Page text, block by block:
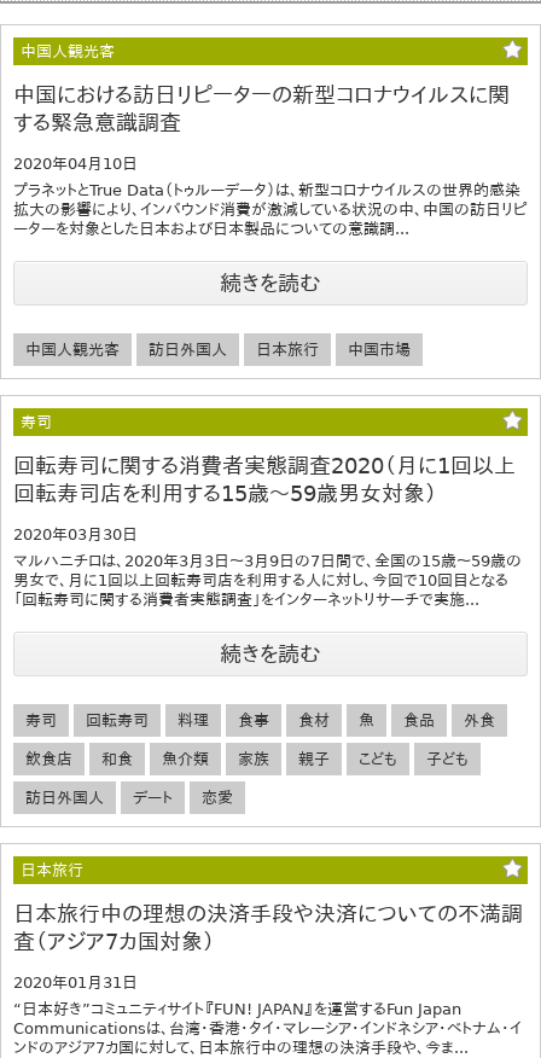
中国人観光客
中国における訪日リピーターの新型コロナウイルスに関
する緊急意識調査
2020年04月10日
プラネットとTrue Data（トゥルーデータ）は、新型コロナウイルスの世界的感染
拡大の影響により、インバウンド消費が激減している状況の中、中国の訪日リピ
ーターを対象とした日本および日本製品についての意識調...
続きを読む
中国人観光客 訪日外国人 日本旅行 中国市場
寿司
回転寿司に関する消費者実態調査2020（月に1回以上
回転寿司店を利用する15歳～59歳男女対象）
2020年03月30日
マルハニチロは、2020年3月3日～3月9日の7日間で、全国の15歳～59歳の
男女で、月に1回以上回転寿司店を利用する人に対し、今回で10回目となる
「回転寿司に関する消費者実態調査」をインターネットリサーチで実施...
続きを読む
寿司 回転寿司 料理 食事 食材 魚 食品 外食
飲食店 和食 魚介類 家族 親子 こども 子ども
訪日外国人 デート 恋愛
日本旅行
日本旅行中の理想の決済手段や決済についての不満調
査（アジア7カ国対象）
2020年01月31日
“日本好き”コミュニティサイト『FUN! JAPAN』を運営するFun Japan
Communicationsは、台湾・香港・タイ・マレーシア・インドネシア・ベトナム・イ
ンドのアジア7カ国に対して、日本旅行中の理想の決済手段や、今ま...